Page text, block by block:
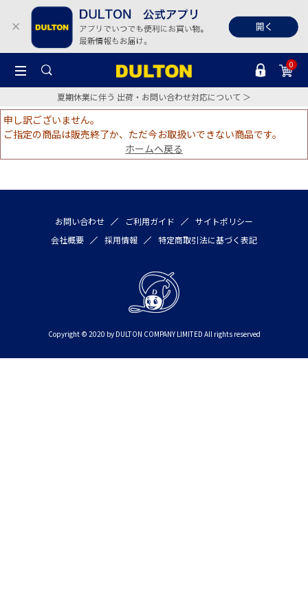
0
夏期休業に伴う 出荷・お問い合わせ対応について ＞
申し訳ございません。
ご指定の商品は販売終了か、ただ今お取扱いできない商品です。
ホームへ戻る
お問い合わせ ご利用ガイド
サイトポリシー
会社概要
採用情報 特定商取引法に基づく表記
Copyright © 2020 by DULTON COMPANY LIMITED All rights reserved